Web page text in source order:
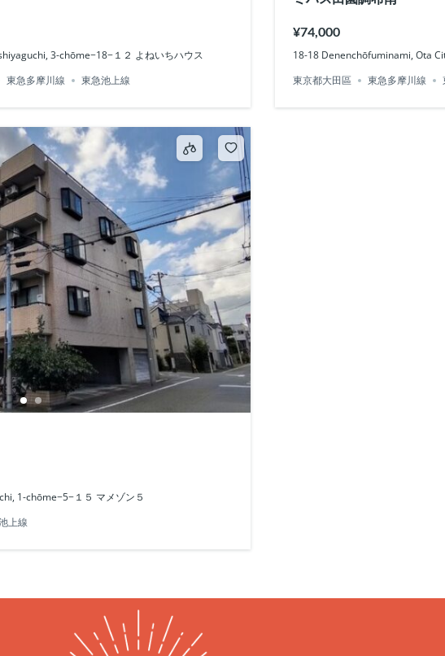
3-chōme−18−１２ よねいちハウス
東急多摩川線 東急池上線
¥74,000
18-18 Denenchōfuminami, Ota
東京都大田區
東急多摩川線
1-chōme−5−１５ マメゾン５
上線